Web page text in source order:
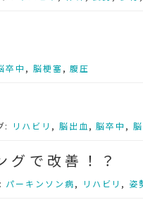
卒中 , 脳梗塞,腹圧
: リハビリ , 脳出血 ,脳卒中 ,
グで改善！？
パーキンソン病, リハビリ , 姿